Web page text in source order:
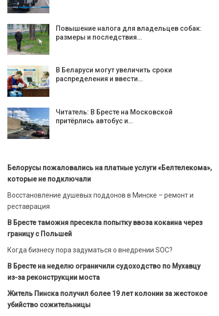
Повышение налога для владельцев собак:
размеры и последствия…
В Беларуси могут увеличить сроки
распределения и ввести…
Читатель: В Бресте на Московской
притёрлись автобус и…
Белорусы пожаловались на платные услуги «Белтелекома»,
которые не подключали
Восстановление душевых поддонов в Минске – ремонт и
реставрация
В Бресте таможня пресекла попытку ввоза кокаина через
границу с Польшей
Когда бизнесу пора задуматься о внедрении SOC?
В Бресте на неделю ограничили судоходство по Мухавцу
из-за реконструкции моста
Житель Пинска получил более 19 лет колонии за жестокое
убийство сожительницы